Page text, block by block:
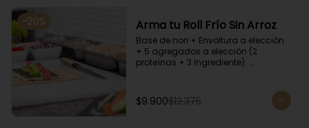
-20% Arma tu Roll Frío Sin Arroz
Base de nori + Envoltura a elección
+ 5 agregados a elección (2
proteínas + 3 Ingrediente).
relleno palta y/o queso crema para
que el roll pueda compactar y ser
$9.900$12.375